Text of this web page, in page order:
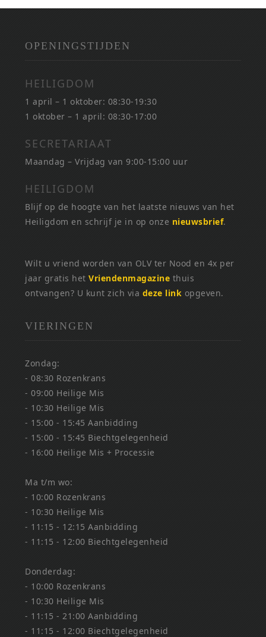
OPENINGSTIJDEN
HEILIGDOM
1 april – 1 oktober: 08:30-19:30
1 oktober – 1 april: 08:30-17:00
SECRETARIAAT
Maandag – Vrijdag van 9:00-15:00 uur
HEILIGDOM
Blijf op de hoogte van het laatste nieuws van het
Heiligdom en schrijf je in op onze nieuwsbrief.
Wilt u vriend worden van OLV ter Nood en 4x per
jaar gratis hetVriendenmagazine thuis
ontvangen? U kunt zich via deze link opgeven.
VIERINGEN
Zondag:
- 08:30 Rozenkrans
- 09:00 Heilige Mis
- 10:30 Heilige Mis
- 15:00 - 15:45 Aanbidding
- 15:00 - 15:45 Biechtgelegenheid
- 16:00 Heilige Mis + Processie
Ma t/m wo:
- 10:00 Rozenkrans
- 10:30 Heilige Mis
- 11:15 - 12:15 Aanbidding
- 11:15 - 12:00 Biechtgelegenheid
Donderdag:
- 10:00 Rozenkrans
- 10:30 Heilige Mis
- 11:15 - 21:00 Aanbidding
- 11:15 - 12:00 Biechtgelegenheid